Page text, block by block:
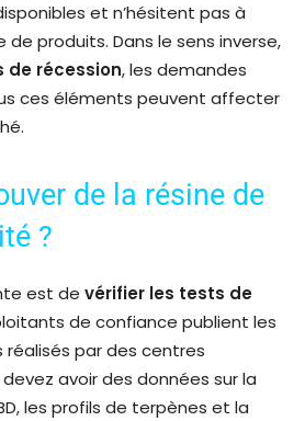
et n’hésitent pas à
produits. Dans le sens inverse,
de récession, les demandes
ces éléments peuvent affecter
de la résine de
?
est de vérifier les tests de
de confiance publient les
réalisés par des centres
avoir des données sur la
les profils de terpènes et la